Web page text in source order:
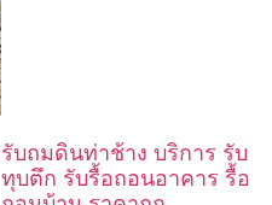
รับถมดินท่าช้าง บริการ รับ
ทุบตึก รับรื้อถอนอาคาร รื้อ